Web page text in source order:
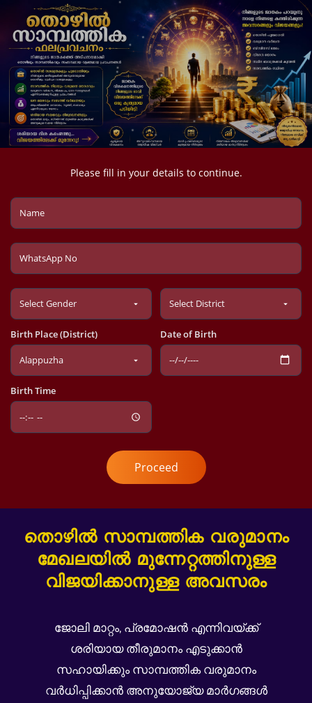
Please fill in your details to continue.
Birth Place (District) Date of Birth
Birth Time
Proceed
തൊഴിൽ സാമ്പത്തിക വരുമാനം
മേഖലയിൽ മുന്നേറ്റത്തിനുള്ള
വിജയിക്കാനുള്ള അവസരം
ജോലി മാറ്റം, പ്രമോഷൻ എന്നിവയ്ക്ക്
ശരിയായ തീരുമാനം എടുക്കാൻ
സഹായിക്കും സാമ്പത്തിക വരുമാനം
വർധിപ്പിക്കാൻ അനുയോജ്യ മാർഗങ്ങൾ